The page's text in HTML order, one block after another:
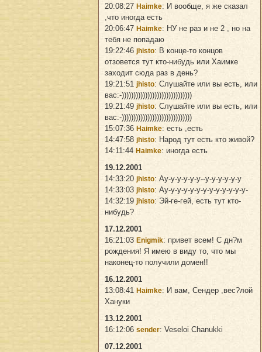
20:08:27 Haimke: И вообще, я же сказал
,что иногда есть
20:06:47 Haimke: НУ не раз и не 2 , но на
тебя не попадаю
19:22:46 jhisto: В конце-то концов
отзовется тут кто-нибудь или Хаимке
заходит сюда раз в день?
19:21:51 jhisto: Слушайте или вы есть, или
вас:-))))))))))))))))))))))))))))))
19:21:49 jhisto: Слушайте или вы есть, или
вас:-))))))))))))))))))))))))))))))
15:07:36 Haimke: есть ,есть
14:47:58 jhisto: Народ тут есть кто живой?
14:11:44 Haimke: иногда есть
19.12.2001
14:33:20 jhisto: Ау-у-у-у-у-у--у-у-у-у-у-у
14:33:03 jhisto: Ау-у-у-у-у-у-у-у-у-у-у-у-у-
14:32:19 jhisto: Эй-ге-гей, есть тут кто-
нибудь?
17.12.2001
16:21:03 Enigmik: привет всем! С дн?м
рождения! Я имею в виду то, что мы
наконец-то получили домен!!
16.12.2001
13:08:41 Haimke: И вам, Сендер ,вес?лой
Хануки
13.12.2001
16:12:06 sender: Veseloi Chanukki
07.12.2001